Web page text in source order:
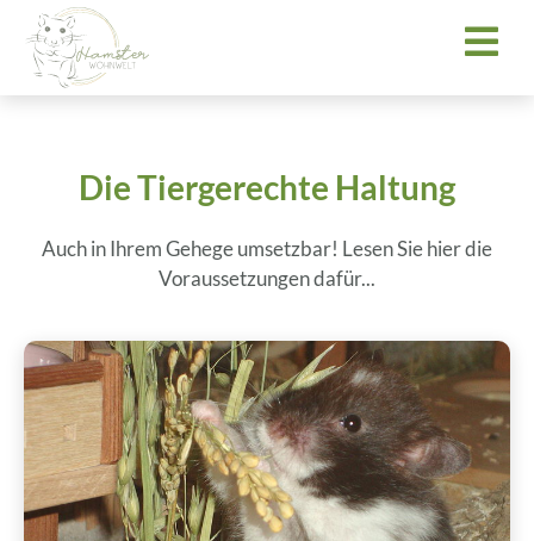
Die Tiergerechte Haltung
Auch in Ihrem Gehege umsetzbar! Lesen Sie hier die
Voraussetzungen dafür...